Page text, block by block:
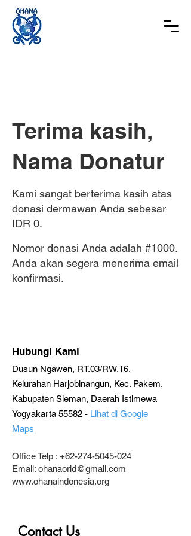
Terima kasih,
Nama Donatur
Kami sangat berterima kasih atas
donasi dermawan Anda sebesar
IDR 0.
Nomor donasi Anda adalah #1000.
Anda akan segera menerima email
konfirmasi.
Hubungi Kami
Dusun Ngawen, RT.03/RW.16,
Kelurahan Harjobinangun, Kec. Pakem,
Kabupaten Sleman, Daerah Istimewa
Yogyakarta 55582 - Lihat di Google
Maps
Office Telp : +62-274-5045-024
Email: ohanaorid@gmail.com
www.ohanaindonesia.org
Contact Us